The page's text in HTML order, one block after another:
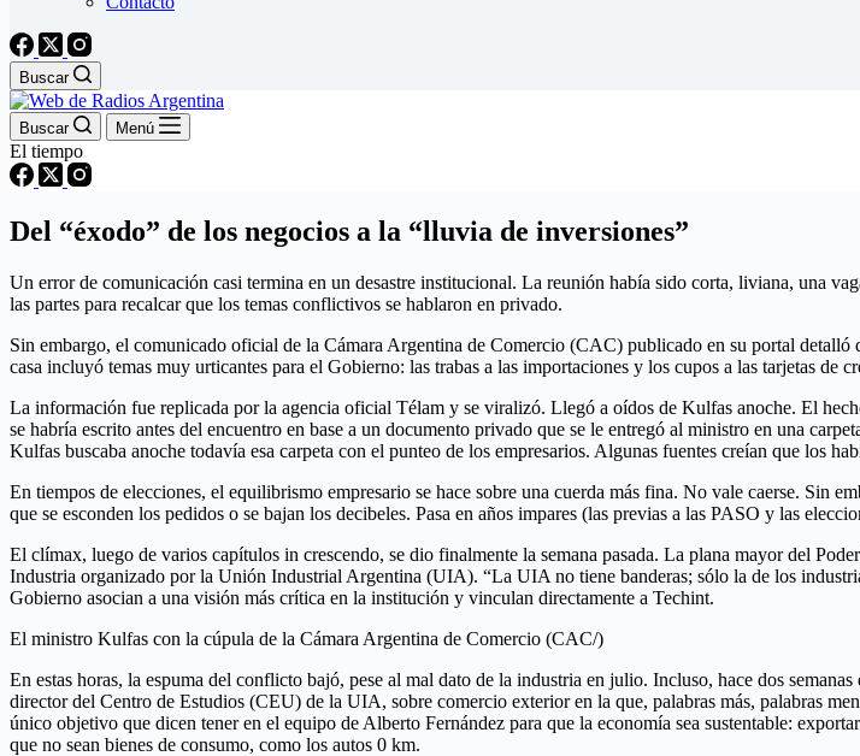
Buscar
Buscar Menú
El tiempo
Del “éxodo” de los negocios a la “lluvia de inversiones”
Un error de comunicación casi termina en un desastre institucional. La reunión había sido corta, liviana, una
las partes para recalcar que los temas conflictivos se hablaron en privado.
Sin embargo, el comunicado oficial de la Cámara Argentina de Comercio (CAC) publicado en su portal
casa incluyó temas muy urticantes para el Gobierno: las trabas a las importaciones y los cupos a las tarjetas de
La información fue replicada por la agencia oficial Télam y se viralizó. Llegó a oídos de Kulfas anoche. El
se habría escrito antes del encuentro en base a un documento privado que se le entregó al ministro en una
Kulfas buscaba anoche todavía esa carpeta con el punteo de los empresarios. Algunas fuentes creían que los
En tiempos de elecciones, el equilibrismo empresario se hace sobre una cuerda más fina. No vale caerse. Sin
que se esconden los pedidos o se bajan los decibeles. Pasa en años impares (las previas a las PASO y las
El clímax, luego de varios capítulos in crescendo, se dio finalmente la semana pasada. La plana mayor del
Industria organizado por la Unión Industrial Argentina (UIA). “La UIA no tiene banderas; sólo la de los
Gobierno asocian a una visión más crítica en la institución y vinculan directamente a Techint.
El ministro Kulfas con la cúpula de la Cámara Argentina de Comercio (CAC/)
En estas horas, la espuma del conflicto bajó, pese al mal dato de la industria en julio. Incluso, hace dos
director del Centro de Estudios (CEU) de la UIA, sobre comercio exterior en la que, palabras más, palabras
único objetivo que dicen tener en el equipo de Alberto Fernández para que la economía sea sustentable:
que no sean bienes de consumo, como los autos 0 km.